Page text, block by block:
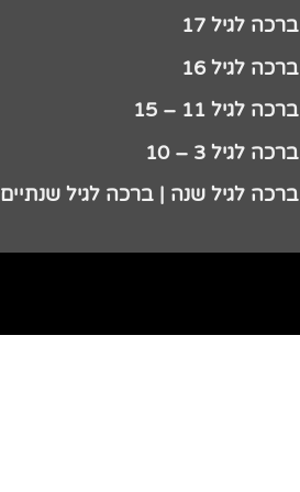
ברכה לגיל 17
ברכה לגיל 16
ברכה לגיל 11 – 15
ברכה לגיל 3 – 10
ברכה לגיל שנה | ברכה לגיל שנתיים